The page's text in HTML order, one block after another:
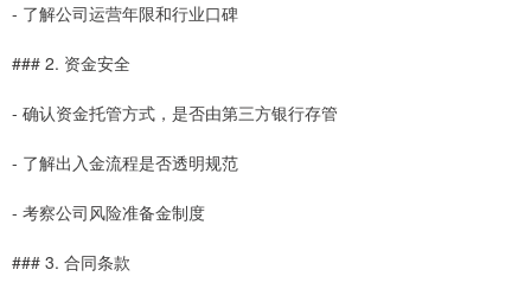
- 了解公司运营年限和行业口碑
### 2. 资金安全
- 确认资金托管方式，是否由第三方银行存管
- 了解出入金流程是否透明规范
- 考察公司风险准备金制度
### 3. 合同条款